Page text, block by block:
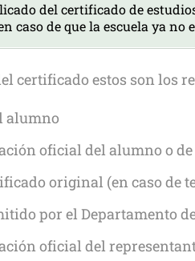
del certificado de
caso de que la escuela ya no
certificado estos son los
alumno
oficial del alumno o
original (en caso de
por el Departamento
oficial del